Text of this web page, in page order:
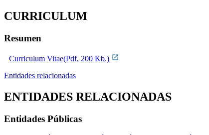
CURRICULUM
Resumen
Curriculum Vitae(Pdf, 200 Kb.)
Entidades relacionadas
ENTIDADES RELACIONADAS
Entidades Públicas